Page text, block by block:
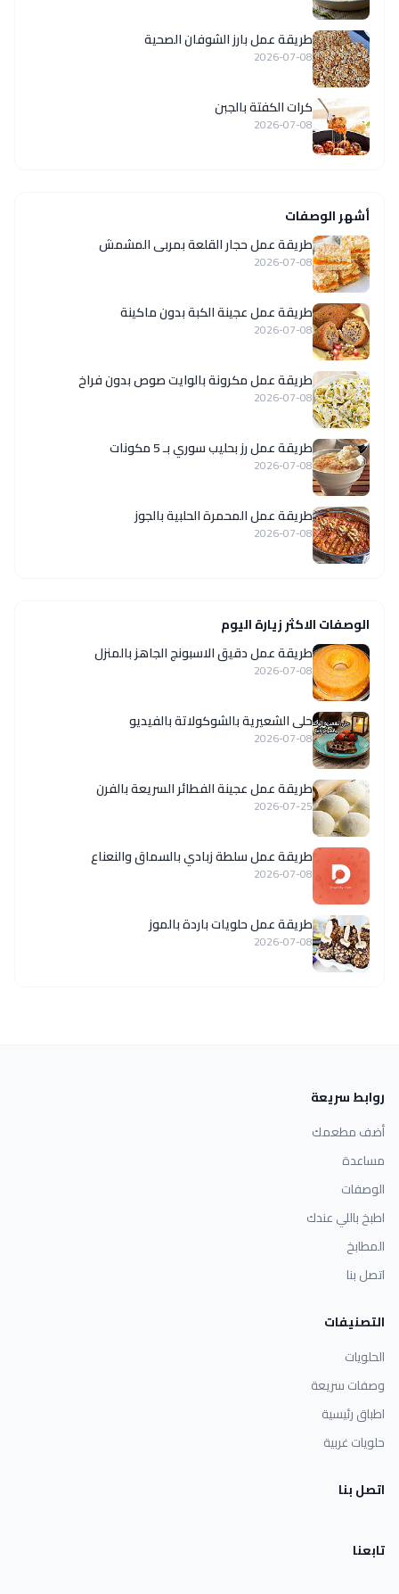
طريقة عمل بارز الشوفان الصحية
2026-07-08
كرات الكفتة بالجبن
2026-07-08
أشهر الوصفات
طريقة عمل حجار القلعة بمربى المشمش
2026-07-08
طريقة عمل عجينة الكبة بدون ماكينة
2026-07-08
طريقة عمل مكرونة بالوايت صوص بدون فراخ
2026-07-08
طريقة عمل رز بحليب سوري بـ 5 مكونات
2026-07-08
طريقة عمل المحمرة الحلبية بالجوز
2026-07-08
الوصفات الاكثر زيارة اليوم
طريقة عمل دقيق الاسبونج الجاهز بالمنزل
2026-07-08
حلى الشعيرية بالشوكولاتة بالفيديو
2026-07-08
طريقة عمل عجينة الفطائر السريعة بالفرن
2026-07-25
طريقة عمل سلطة زبادي بالسماق والنعناع
2026-07-08
طريقة عمل حلويات باردة بالموز
2026-07-08
روابط سريعة
أضف مطعمك
مساعدة
الوصفات
اطبخ باللي عندك
المطابخ
اتصل بنا
التصنيفات
الحلويات
وصفات سريعة
اطباق رئيسية
حلويات غربية
اتصل بنا
تابعنا